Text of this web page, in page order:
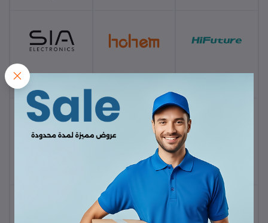
سيا إلكترونيك
كينج سميث روك ستون
إنفنكس